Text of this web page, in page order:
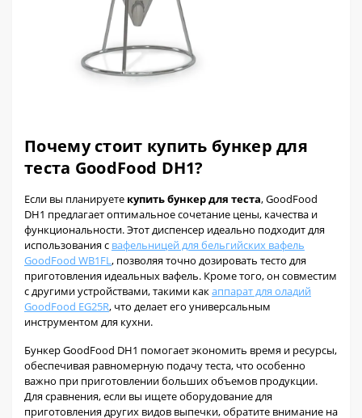
Почему стоит купить бункер для
теста GoodFood DH1?
Если вы планируете купить бункер для теста, GoodFood
DH1 предлагает оптимальное сочетание цены, качества и
функциональности. Этот диспенсер идеально подходит для
использования с вафельницей для бельгийских вафель
GoodFood WB1FL, позволяя точно дозировать тесто для
приготовления идеальных вафель. Кроме того, он совместим
с другими устройствами, такими какаппарат для оладий
GoodFood EG25R, что делает его универсальным
инструментом для кухни.
Бункер GoodFood DH1 помогает экономить время и ресурсы,
обеспечивая равномерную подачу теста, что особенно
важно при приготовлении больших объемов продукции.
Для сравнения, если вы ищете оборудование для
приготовления других видов выпечки, обратите внимание на